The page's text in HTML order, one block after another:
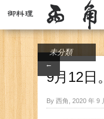
←
未分類
9月12日。
By 西角, 2020 年 9